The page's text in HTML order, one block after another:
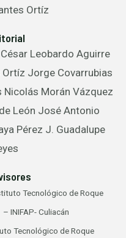
Ortíz
Leobardo Aguirre
Jorge Covarrubias
Nicolás Morán Vázquez
León José Antonio
Pérez J. Guadalupe
Tecnológico de Roque
INIFAP- Culiacán
Tecnológico de Roque